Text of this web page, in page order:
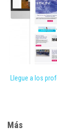
Llegue a los
Más